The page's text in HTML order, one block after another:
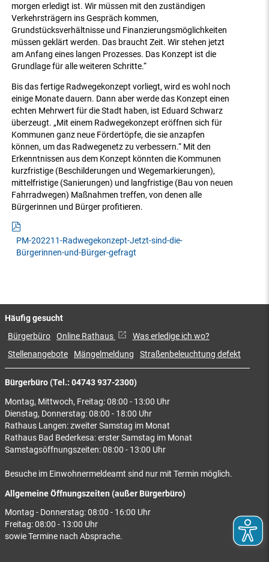
morgen erledigt ist. Wir müssen mit den zuständigen
Verkehrsträgern ins Gespräch kommen,
Grundstücksverhältnisse und Finanzierungsmöglichkeiten
müssen geklärt werden. Das braucht Zeit. Wir stehen jetzt
am Anfang eines langen Prozesses. Das Konzept ist die
Grundlage für alle weiteren Schritte.“
Bis das fertige Radwegekonzept vorliegt, wird es wohl noch
einige Monate dauern. Dann aber werde das Konzept einen
echten Mehrwert für die Stadt haben, ist Eduard Schwarz
überzeugt. „Mit einem Radwegekonzept eröffnen sich für
Kommunen ganz neue Fördertöpfe, die sie anzapfen
können, um das Radwegenetz zu verbessern.“ Mit den
Erkenntnissen aus dem Konzept könnten die Kommunen
kurzfristige (Beschilderungen und Wegemarkierungen),
mittelfristige (Sanierungen) und langfristige (Bau von neuen
Fahrradwegen) Maßnahmen treffen, von denen alle
Bürgerinnen und Bürger profitieren.
PM-202211-Radwegekonzept-Jetzt-sind-die-
Bürgerinnen-und-Bürger-gefragt
Bürgerbüro (Tel.: 04743 937-2300)
Montag, Mittwoch, Freitag: 08:00 - 13:00 Uhr
Dienstag, Donnerstag: 08:00 - 18:00 Uhr
Rathaus Langen: zweiter Samstag im Monat
Rathaus Bad Bederkesa: erster Samstag im Monat
Samstagsöffnungszeiten: 08:00 - 13:00 Uhr
Besuche im Einwohnermeldeamt sind nur mit Termin möglich.
Allgemeine Öffnungszeiten (außer Bürgerbüro)
Montag - Donnerstag: 08:00 - 16:00 Uhr
Freitag: 08:00 - 13:00 Uhr
sowie Termine nach Absprache.
Häufig gesucht
Bürgerbüro Online Rathaus
Was erledige ich wo?
Stellenangebote
Mängelmeldung Straßenbeleuchtung defekt